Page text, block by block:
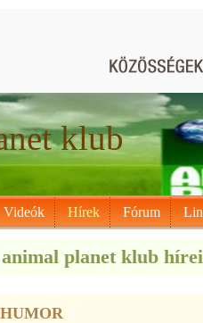
klub
Videók Hírek Fórum
animal planet klub hírei
HUMOR